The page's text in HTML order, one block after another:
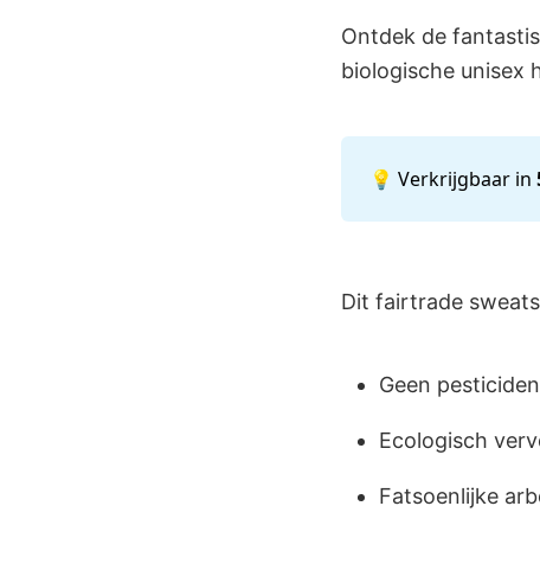
Ontdek de
biologische unisex
💡 Verkrijgbaar in
Dit fairtrade
Geen
Ecologisch
Fatsoenlijke